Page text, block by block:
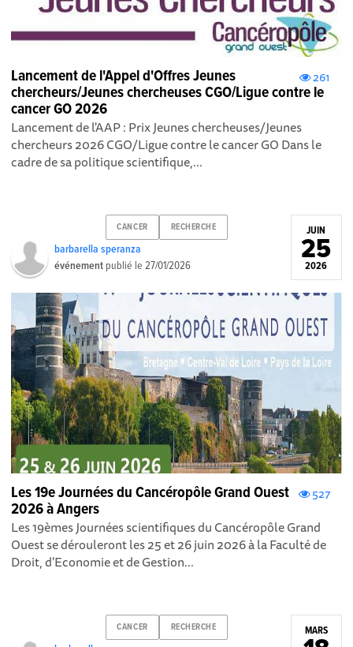
261
Lancement de l'Appel d'Offres Jeunes
chercheurs/Jeunes chercheuses CGO/Ligue contre le
cancer GO 2026
Lancement de l'AAP : Prix Jeunes chercheuses/Jeunes
chercheurs 2026 CGO/Ligue contre le cancer GO Dans le
cadre de sa politique scientifique,...
CANCER RECHERCHE
barbarella speranza
événement publié le27/01/2026
JUIN
25
2026
527
Les 19e Journées du Cancéropôle Grand Ouest
2026 à Angers
Les 19èmes Journées scientifiques du Cancéropôle Grand
Ouest se dérouleront les 25 et 26 juin 2026 à la Faculté de
Droit, d'Economie et de Gestion...
CANCER RECHERCHE MARS